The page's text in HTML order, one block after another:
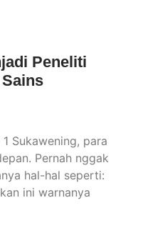
Peneliti
Sukawening, para
Pernah nggak
hal-hal seperti:
ini warnanya